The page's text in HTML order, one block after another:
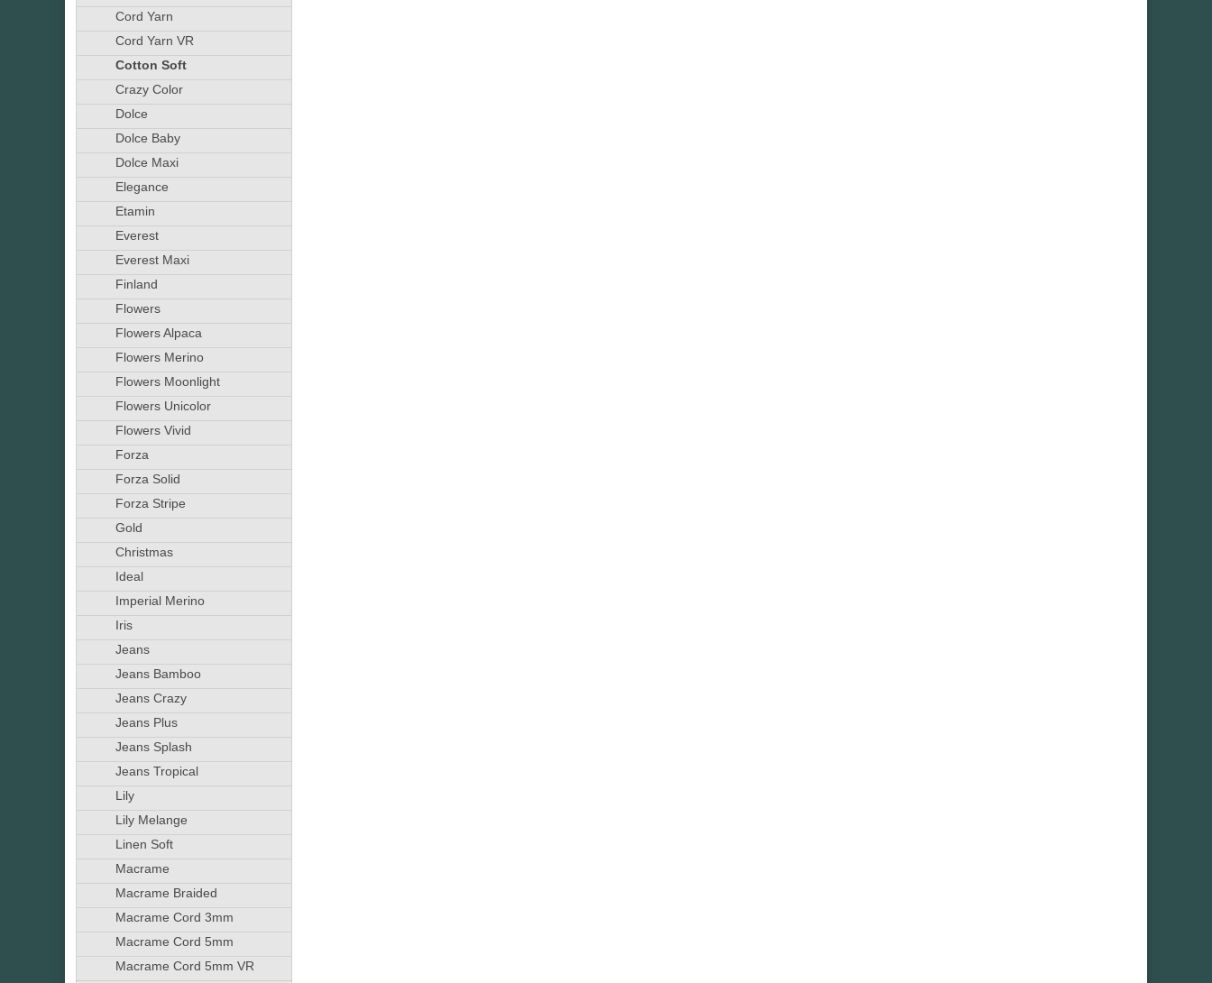
Cord Yarn
Cord Yarn VR
Cotton Soft
Crazy Color
Dolce
Dolce Baby
Dolce Maxi
Elegance
Etamin
Everest
Everest Maxi
Finland
Flowers
Flowers Alpaca
Flowers Merino
Flowers Moonlight
Flowers Unicolor
Flowers Vivid
Forza
Forza Solid
Forza Stripe
Gold
Christmas
Ideal
Imperial Merino
Iris
Jeans
Jeans Bamboo
Jeans Crazy
Jeans Plus
Jeans Splash
Jeans Tropical
Lily
Lily Melange
Linen Soft
Macrame
Macrame Braided
Macrame Cord 3mm
Macrame Cord 5mm
Macrame Cord 5mm VR